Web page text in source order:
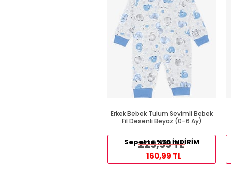
Erkek Bebek Tulum Sevimli Bebek
Fil Desenli Beyaz (0-6 Ay)
229,99 TL
Sepette %30 İNDİRİM
160,99 TL